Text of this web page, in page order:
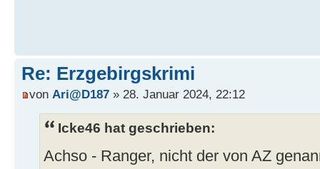
Re: Erzgebirgskrimi
von Ari@D187 » 28. Januar 2024, 22:12
Icke46 hat geschrieben:
Achso - Ranger, nicht der von AZ